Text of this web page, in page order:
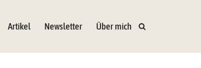
Artikel Newsletter Über mich